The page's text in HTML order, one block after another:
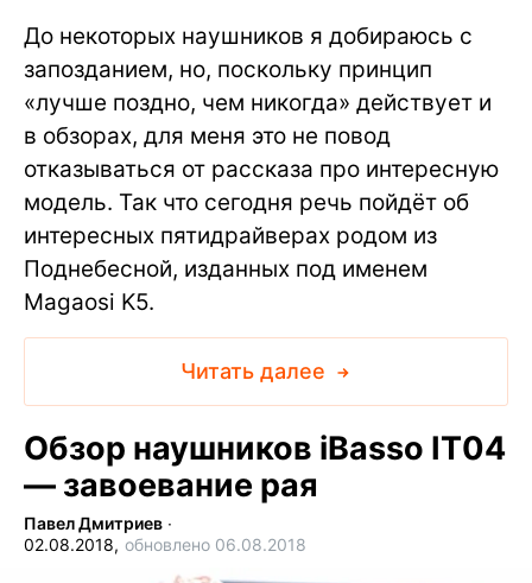
До некоторых наушников я добираюсь с
запозданием, но, поскольку принцип
«лучше поздно, чем никогда» действует и
в обзорах, для меня это не повод
отказываться от рассказа про интересную
модель. Так что сегодня речь пойдёт об
интересных пятидрайверах родом из
Поднебесной, изданных под именем
Magaosi K5.
Читать далее
Обзор наушников iBasso IT04
— завоевание рая
Павел Дмитриев ∙
02.08.2018, обновлено 06.08.2018